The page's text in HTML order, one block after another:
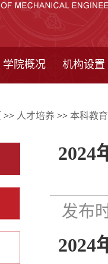
学院概况 机构设置
>> 人才培养 >> 本科教育
2024
发布
2024